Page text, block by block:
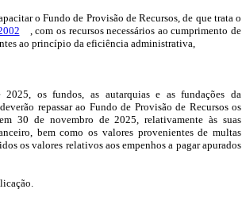
o Fundo de Provisão de Recursos, de que trata o
, com os recursos necessários ao cumprimento de
ao princípio da eficiência administrativa,
os fundos, as autarquias e as fundações da
repassar ao Fundo de Provisão de Recursos os
30 de novembro de 2025, relativamente às suas
bem como os valores provenientes de multas
os valores relativos aos empenhos a pagar apurados